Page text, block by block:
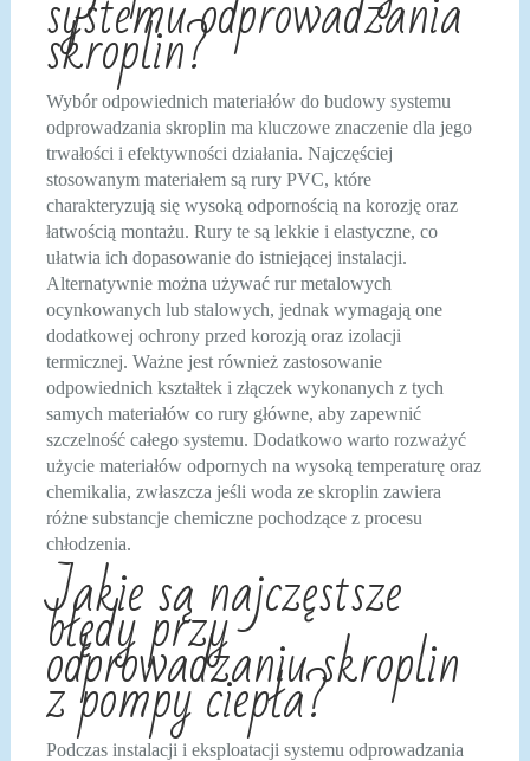
skroplin?
Wybór odpowiednich materiałów do budowy systemu
odprowadzania skroplin ma kluczowe znaczenie dla jego
trwałości i efektywności działania. Najczęściej
stosowanym materiałem są rury PVC, które
charakteryzują się wysoką odpornością na korozję oraz
łatwością montażu. Rury te są lekkie i elastyczne, co
ułatwia ich dopasowanie do istniejącej instalacji.
Alternatywnie można używać rur metalowych
ocynkowanych lub stalowych, jednak wymagają one
dodatkowej ochrony przed korozją oraz izolacji
termicznej. Ważne jest również zastosowanie
odpowiednich kształtek i złączek wykonanych z tych
samych materiałów co rury główne, aby zapewnić
szczelność całego systemu. Dodatkowo warto rozważyć
użycie materiałów odpornych na wysoką temperaturę oraz
chemikalia, zwłaszcza jeśli woda ze skroplin zawiera
różne substancje chemiczne pochodzące z procesu
chłodzenia.
Jakie są najczęstsze
błędy przy
odprowadzaniu skroplin
z pompy ciepła?
Podczas instalacji i eksploatacji systemu odprowadzania